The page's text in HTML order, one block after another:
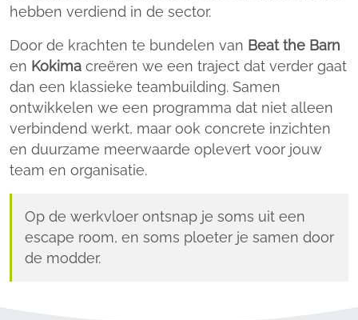
hebben verdiend in de sector.
Door de krachten te bundelen van Beat the Barn
en Kokima creëren we een traject dat verder gaat
dan een klassieke teambuilding. Samen
ontwikkelen we een programma dat niet alleen
verbindend werkt, maar ook concrete inzichten
en duurzame meerwaarde oplevert voor jouw
team en organisatie.
Op de werkvloer ontsnap je soms uit een
escape room, en soms ploeter je samen door
de modder.